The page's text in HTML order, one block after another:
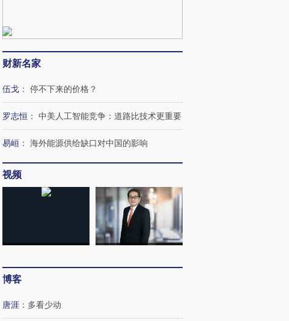
员跨国走私7万
视线｜被称为“蟑螂”的印
育部长拱下台
飞地休达
走进第四届链博
数智科技“链”接产
【特别呈现】寻找100种
【商旅对话】华住集团
CFO：不靠规模取胜，华
财新名家
伍戈 ： 停不下来的价格？
罗志恒 ： 中美人工智能竞争：道路比技术更重要
易峘 ： 海外能源供给缺口对中国的影响
视频
博客
唐涯 ： 多看少动